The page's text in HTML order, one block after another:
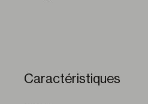
Caractéristiques